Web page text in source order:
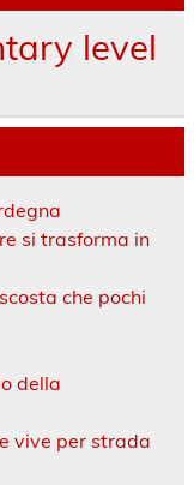
level
si trasforma in
che pochi
della
vive per strada